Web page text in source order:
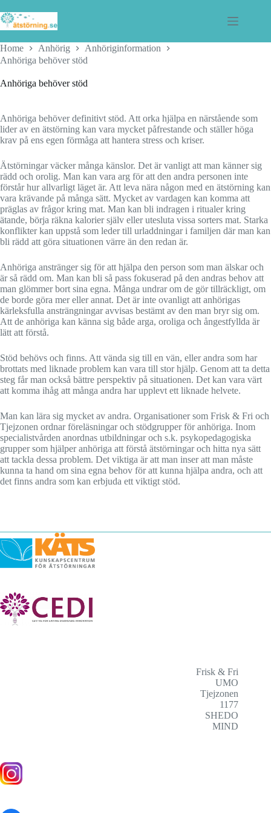
to
content
Home Anhörig
Anhöriginformation
Anhöriga behöver stöd
Anhöriga behöver stöd
Anhöriga behöver definitivt stöd. Att orka hjälpa en närstående som
lider av en ätstörning kan vara mycket påfrestande och ställer höga
krav på ens egen förmåga att hantera stress och kriser.
Ätstörningar väcker många känslor. Det är vanligt att man känner sig
rädd och orolig. Man kan vara arg för att den andra personen inte
förstår hur allvarligt läget är. Att leva nära någon med en ätstörning kan
vara krävande på många sätt. Mycket av vardagen kan komma att
präglas av frågor kring mat. Man kan bli indragen i ritualer kring
ätande, börja räkna kalorier själv eller utesluta vissa sorters mat. Starka
konflikter kan uppstå som leder till urladdningar i familjen där man kan
bli rädd att göra situationen värre än den redan är.
Anhöriga anstränger sig för att hjälpa den person som man älskar och
är så rädd om. Man kan bli så pass fokuserad på den andras behov att
man glömmer bort sina egna. Många undrar om de gör tillräckligt, om
de borde göra mer eller annat. Det är inte ovanligt att anhörigas
kärleksfulla ansträngningar avvisas bestämt av den man bryr sig om.
Att de anhöriga kan känna sig både arga, oroliga och ångestfyllda är
lätt att förstå.
Stöd behövs och finns. Att vända sig till en vän, eller andra som har
brottats med liknade problem kan vara till stor hjälp. Genom att ta detta
steg får man också bättre perspektiv på situationen. Det kan vara värt
att komma ihåg att många andra har upplevt ett liknade helvete.
Man kan lära sig mycket av andra. Organisationer som Frisk & Fri och
Tjejzonen ordnar föreläsningar och stödgrupper för anhöriga. Inom
specialistvården anordnas utbildningar och s.k. psykopedagogiska
grupper som hjälper anhöriga att förstå ätstörningar och hitta nya sätt
att tackla dessa problem. Det viktiga är att man inser att man måste
kunna ta hand om sina egna behov för att kunna hjälpa andra, och att
det finns andra som kan erbjuda ett viktigt stöd.
Frisk & Fri
UMO
Tjejzonen
1177
SHEDO
MIND